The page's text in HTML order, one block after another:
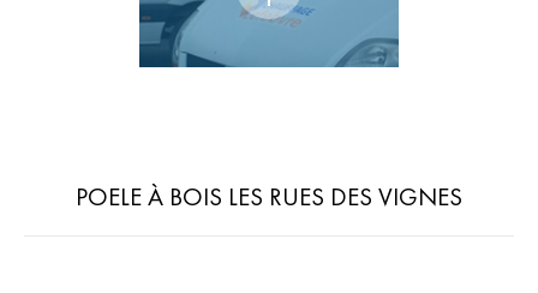
POELE À BOIS LES RUES DES VIGNES